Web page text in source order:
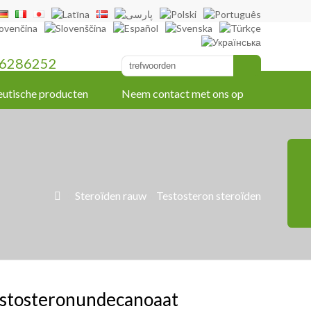
producten Neem contact met ons op
 Steroïden rauw Testosteron steroïden